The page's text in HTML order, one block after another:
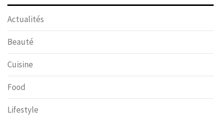
Actualités
Beauté
Cuisine
Food
Lifestyle